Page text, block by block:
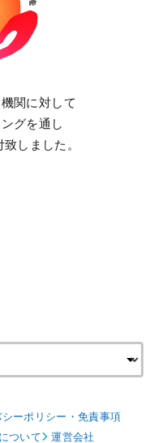
関に対して
グを通し
しました。
ーポリシー・免責事項
ついて
運営会社